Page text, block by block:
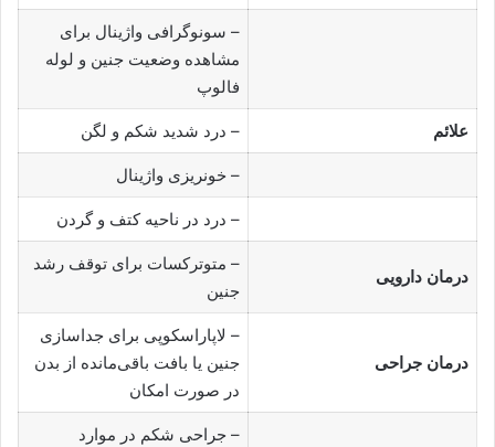
– سونوگرافی واژینال برای
مشاهده وضعیت جنین و لوله
فالوپ
علائم – درد شدید شکم و لگن
– خونریزی واژینال
– درد در ناحیه کتف و گردن
درمان دارویی
– متوترکسات برای توقف رشد
جنین
درمان جراحی
– لاپاراسکوپی برای جداسازی
جنین یا بافت باقی‌مانده از بدن
در صورت امکان
– جراحی شکم در موارد